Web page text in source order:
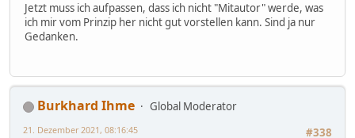
Jetzt muss ich aufpassen, dass ich nicht "Mitautor" werde, was
ich mir vom Prinzip her nicht gut vorstellen kann. Sind ja nur
Gedanken.
Burkhard Ihme
Global Moderator
#338
21. Dezember 2021, 08:16:45